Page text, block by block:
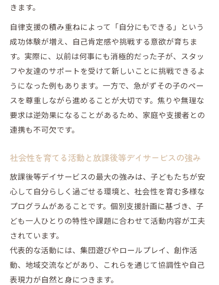
きます。
自律支援の積み重ねによって「自分にもできる」という
成功体験が増え、自己肯定感や挑戦する意欲が育ちま
す。実際に、以前は何事にも消極的だった子が、スタッ
フや友達のサポートを受けて新しいことに挑戦できるよ
うになった例もあります。一方で、急がずその子のペー
スを尊重しながら進めることが大切です。焦りや無理な
要求は逆効果になることがあるため、家庭や支援者との
連携も不可欠です。
社会性を育てる活動と放課後等デイサービスの強み
放課後等デイサービスの最大の強みは、子どもたちが安
心して自分らしく過ごせる環境と、社会性を育む多様な
プログラムがあることです。個別支援計画に基づき、子
ども一人ひとりの特性や課題に合わせて活動内容が工夫
されています。
代表的な活動には、集団遊びやロールプレイ、創作活
動、地域交流などがあり、これらを通じて協調性や自己
表現力が自然と身につきます。